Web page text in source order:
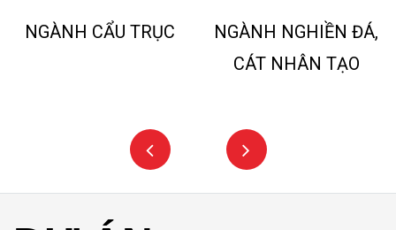
NGÀNH CẨU TRỤC
NGÀNH NGHIỀN ĐÁ,
CÁT NHÂN TẠO